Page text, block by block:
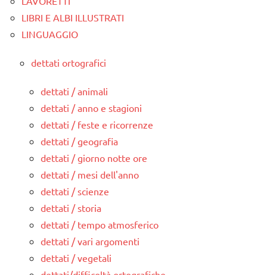
LIBRI E ALBI ILLUSTRATI
LINGUAGGIO
dettati ortografici
dettati / animali
dettati / anno e stagioni
dettati / feste e ricorrenze
dettati / geografia
dettati / giorno notte ore
dettati / mesi dell'anno
dettati / scienze
dettati / storia
dettati / tempo atmosferico
dettati / vari argomenti
dettati / vegetali